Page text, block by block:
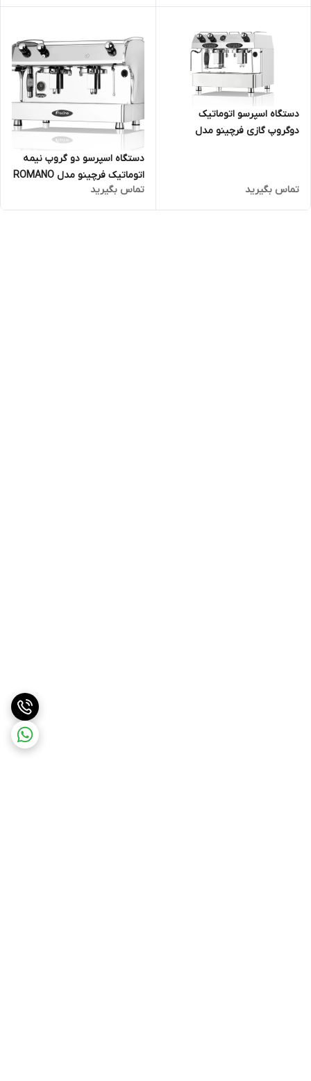
دستگاه اسپرسو اتوماتیک
دوگروپ گازی فرچینو مدل
تماس بگیرید
دستگاه اسپرسو دو گروپ نیمه
اتوماتیک فرچینو مدل ROMANO
تماس بگیرید